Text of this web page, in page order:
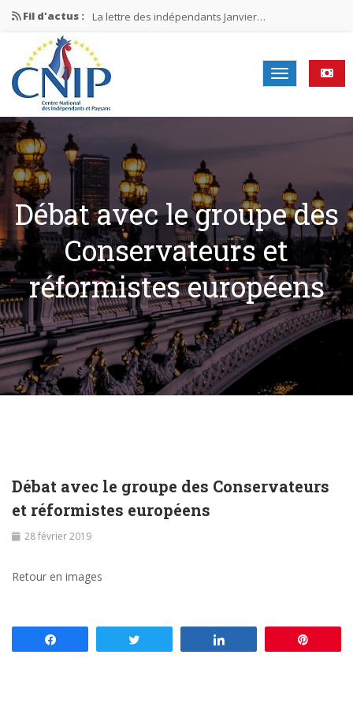
Fil d'actus : La lettre des indépendants Janvier…
La lettre des indépendants Novembre…
La lettre des indépendants Juin…
Mission nationale ÉLECTIONS MUNICIPALES 2026
La lettre des indépendants N°2-2026
Débat avec le groupe des
Conservateurs et
réformistes européens
Débat avec le groupe des Conservateurs
et réformistes européens
28 février 2019
Retour en images